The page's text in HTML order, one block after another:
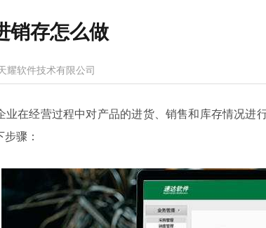
销存怎么做
耀软件技术有限公司
业在经营过程中对产品的进货、销售和库存情况进
骤：